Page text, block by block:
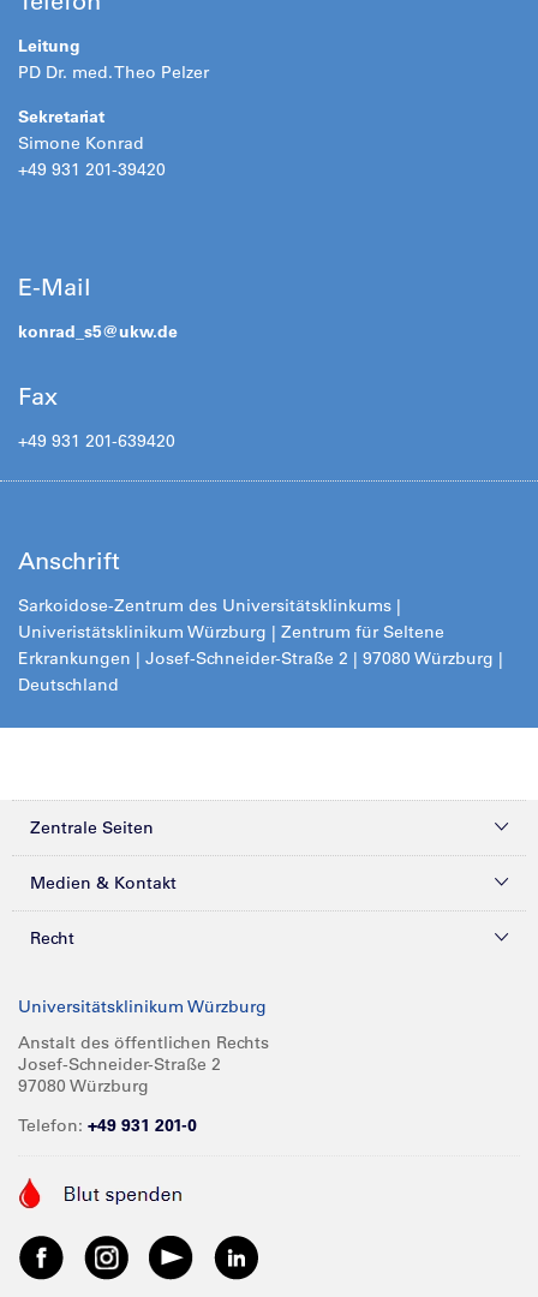
Leitung
PD Dr. med. Theo Pelzer
Sekretariat
Simone Konrad
+49 931 201-39420
E-Mail
konrad_s5@ukw.de
Fax
+49 931 201-639420
Anschrift
Sarkoidose-Zentrum des Universitätsklinkums |
Univeristätsklinikum Würzburg | Zentrum für Seltene
Erkrankungen | Josef-Schneider-Straße 2 | 97080 Würzburg |
Deutschland
Zentrale Seiten
Kliniken & Zentren
Forschung
Karriere
Medien & Kontakt
Presse
Glossar
Spenden
Anreise
Recht
Compliance
Impressum
Barrierefreiheit
Universitätsklinikum Würzburg
Anstalt des öffentlichen Rechts
Josef-Schneider-Straße 2
97080 Würzburg
Telefon: +49 931 201-0